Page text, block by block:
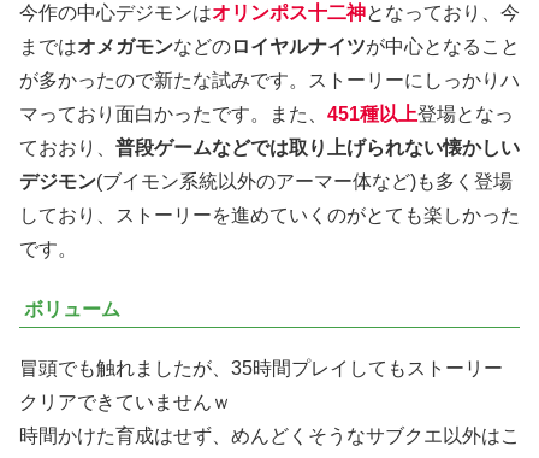
今作の中心デジモンはオリンポス十二神となっており、今
まではオメガモンなどのロイヤルナイツが中心となること
が多かったので新たな試みです。ストーリーにしっかりハ
マっており面白かったです。また、 451種以上登場となっ
ておおり、 普段ゲームなどでは取り上げられない懐かしい
デジモン(ブイモン系統以外のアーマー体など)も多く登場
しており、ストーリーを進めていくのがとても楽しかった
です。
ボリューム
冒頭でも触れましたが、35時間プレイしてもストーリー
クリアできていませんｗ
時間かけた育成はせず、めんどくそうなサブクエ以外はこ